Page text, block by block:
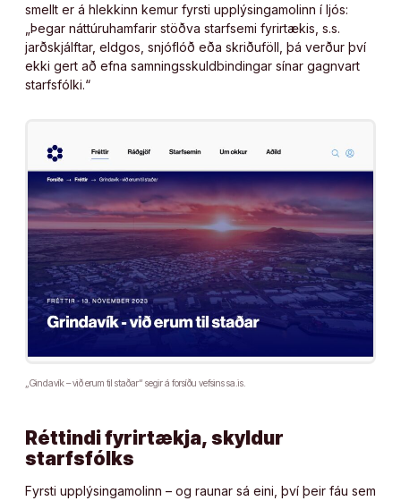
smellt er á hlekkinn kemur fyrsti upplýsingamolinn í ljós:
„Þegar náttúruhamfarir stöðva starfsemi fyrirtækis, s.s.
jarðskjálftar, eldgos, snjóflóð eða skriðuföll, þá verður því
ekki gert að efna samningsskuldbindingar sínar gagnvart
starfsfólki.“
„Gindavík – við erum til staðar“ segir á forsíðu vefsins sa.is.
Réttindi fyrirtækja, skyldur
starfsfólks
Fyrsti upplýsingamolinn – og raunar sá eini, því þeir fáu sem